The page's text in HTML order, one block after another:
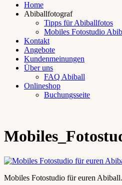
Home
Abiballfotograf
Tipps für Abiballfotos
Mobiles Fotostudio
Kontakt
Angebote
Kundenmeinungen
Über uns
FAQ Abiball
Onlineshop
Buchungsseite
Mobiles Fotostudio für euren Abiball.